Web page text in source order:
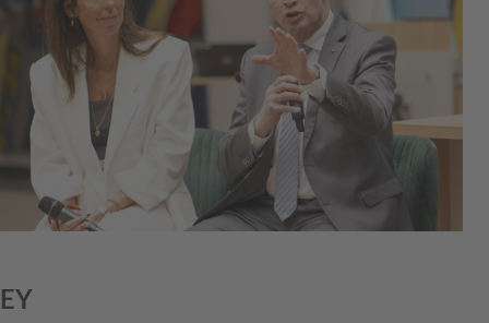
EY